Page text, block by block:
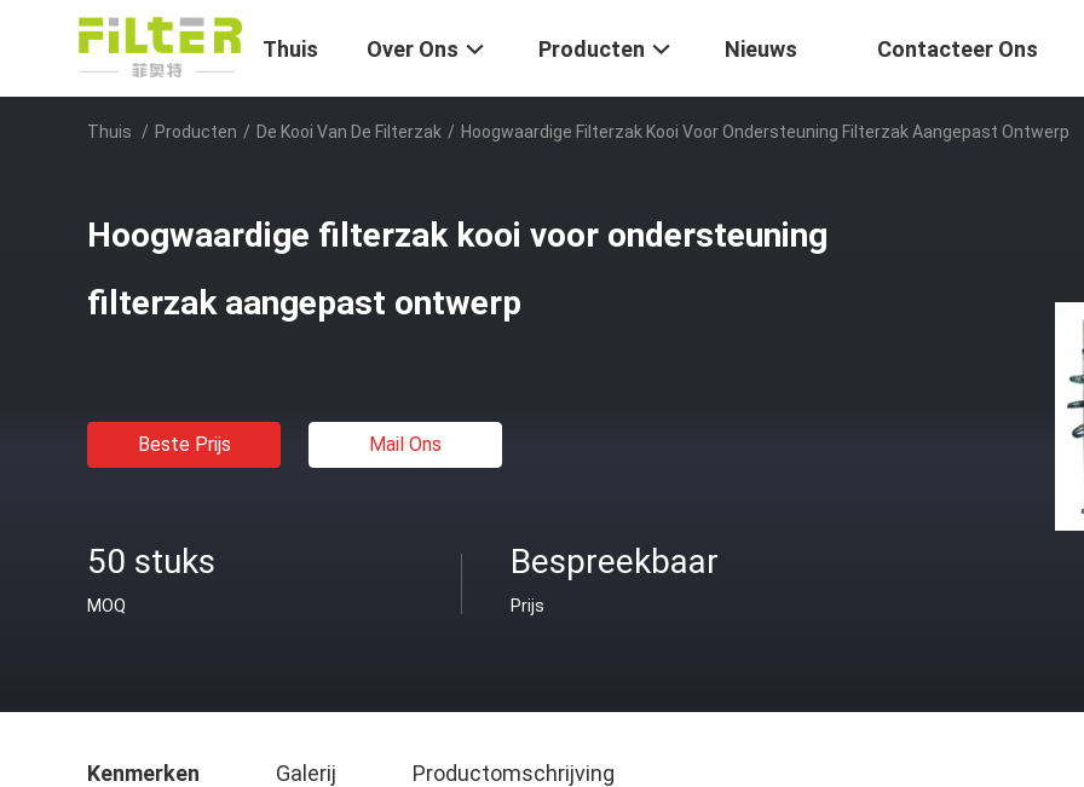
Thuis Over Ons Producten Nieuws Contacteer Ons
Thuis / Producten / De Kooi Van De Filterzak / Hoogwaardige Filterzak Kooi Voor Ondersteuning Filterzak Aangepast Ontwerp
Hoogwaardige filterzak kooi voor ondersteuning
filterzak aangepast ontwerp
Beste Prijs Mail Ons
50 stuks
MOQ
Bespreekbaar
Prijs
Kenmerken Galerij Productomschrijving